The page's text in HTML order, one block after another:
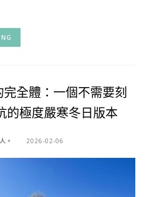
全體：一個不需要刻
的極度嚴寒冬日版本
。 2026-02-06